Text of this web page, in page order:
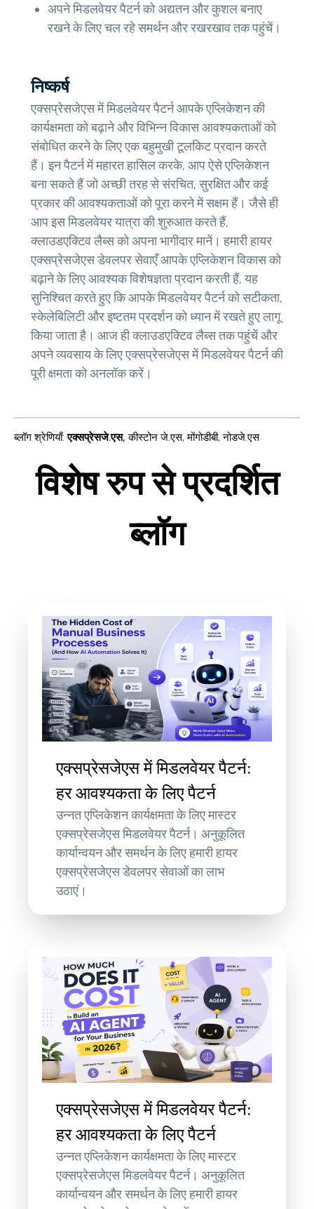
अपने मिडलवेयर पैटर्न को अद्यतन और कुशल बनाए
रखने के लिए चल रहे समर्थन और रखरखाव तक पहुंचें।
निष्कर्ष
एक्सप्रेसजेएस में मिडलवेयर पैटर्न आपके एप्लिकेशन की
कार्यक्षमता को बढ़ाने और विभिन्न विकास आवश्यकताओं को
संबोधित करने के लिए एक बहुमुखी टूलकिट प्रदान करते
हैं। इन पैटर्न में महारत हासिल करके, आप ऐसे एप्लिकेशन
बना सकते हैं जो अच्छी तरह से संरचित, सुरक्षित और कई
प्रकार की आवश्यकताओं को पूरा करने में सक्षम हैं। जैसे ही
आप इस मिडलवेयर यात्रा की शुरुआत करते हैं,
क्लाउडएक्टिव लैब्स को अपना भागीदार मानें। हमारी हायर
एक्सप्रेसजेएस डेवलपर सेवाएँ आपके एप्लिकेशन विकास को
बढ़ाने के लिए आवश्यक विशेषज्ञता प्रदान करती हैं, यह
सुनिश्चित करते हुए कि आपके मिडलवेयर पैटर्न को सटीकता,
स्केलेबिलिटी और इष्टतम प्रदर्शन को ध्यान में रखते हुए लागू
किया जाता है। आज ही क्लाउडएक्टिव लैब्स तक पहुंचें और
अपने व्यवसाय के लिए एक्सप्रेसजेएस में मिडलवेयर पैटर्न की
पूरी क्षमता को अनलॉक करें।
ब्लॉग श्रेणियाँ: एक्सप्रेसजे.एस, कीस्टोन जे.एस,मोंगोडीबी,नोडजे.एस
विशेष रुप से प्रदर्शित
ब्लॉग
एक्सप्रेसजेएस में मिडलवेयर पैटर्न:
हर आवश्यकता के लिए पैटर्न
उन्नत एप्लिकेशन कार्यक्षमता के लिए मास्टर
एक्सप्रेसजेएस मिडलवेयर पैटर्न। अनुकूलित
कार्यान्वयन और समर्थन के लिए हमारी हायर
एक्सप्रेसजेएस डेवलपर सेवाओं का लाभ
उठाएं।
एक्सप्रेसजेएस में मिडलवेयर पैटर्न:
हर आवश्यकता के लिए पैटर्न
उन्नत एप्लिकेशन कार्यक्षमता के लिए मास्टर
एक्सप्रेसजेएस मिडलवेयर पैटर्न। अनुकूलित
कार्यान्वयन और समर्थन के लिए हमारी हायर